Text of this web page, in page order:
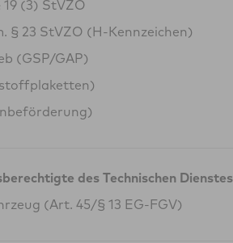
(3) StVZO
§ 23 StVZO (H-Kennzeichen)
(GSP/GAP)
des Technischen
(Art. 45/§ 13 EG-FGV)